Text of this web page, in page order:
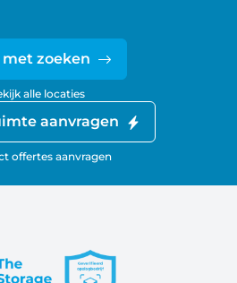
zoeken
alle locaties
aanvragen
offertes aanvragen